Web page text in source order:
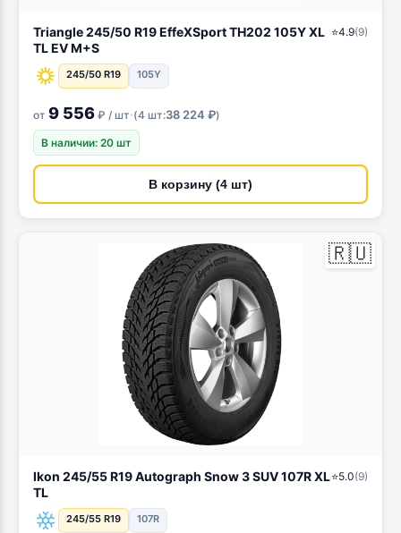
Triangle 245/50 R19 EffeXSport TH202 105Y XL
TL EV M+S
⭐4.9(9)
245/50 R19 105Y
от 9 556 ₽ / шт·(4 шт:38 224 ₽)
В наличии: 20 шт
В корзину (4 шт)
🇷🇺
Ikon 245/55 R19 Autograph Snow 3 SUV 107R XL
TL
⭐5.0(9)
245/55 R19 107R